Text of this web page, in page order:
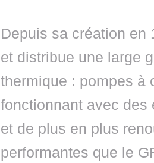
Depuis sa création en
et distribue une large
thermique : pompes
fonctionnant avec
et de plus en plus
performantes que le